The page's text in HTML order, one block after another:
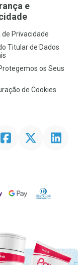
e
de Privacidade
Titular de Dados
os Seus
de Cookies
Twitter Linkedin
Google PayDiners Club